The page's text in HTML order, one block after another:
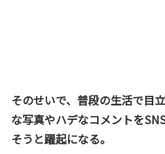
そのせいで、普段の生活で目
な写真やハデなコメントを
そうと躍起になる。